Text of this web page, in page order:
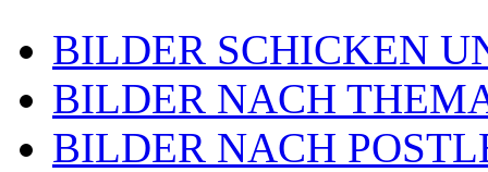
BILDER SCHICKEN
BILDER NACH
BILDER NACH